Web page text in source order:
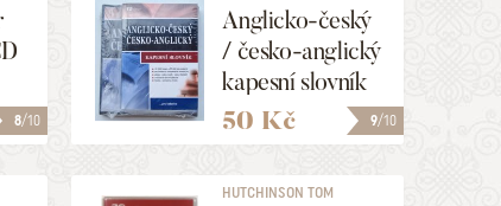
8/10 9/10
Anglicko-český
/ česko-anglický
kapesní slovník
50 Kč
HUTCHINSON TOM